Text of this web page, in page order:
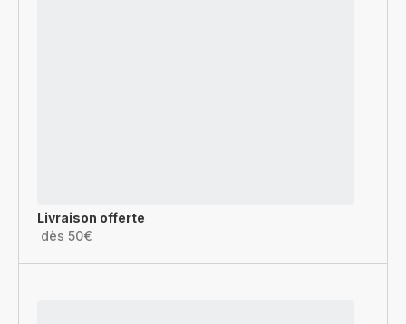
Livraison offerte
dès 50€